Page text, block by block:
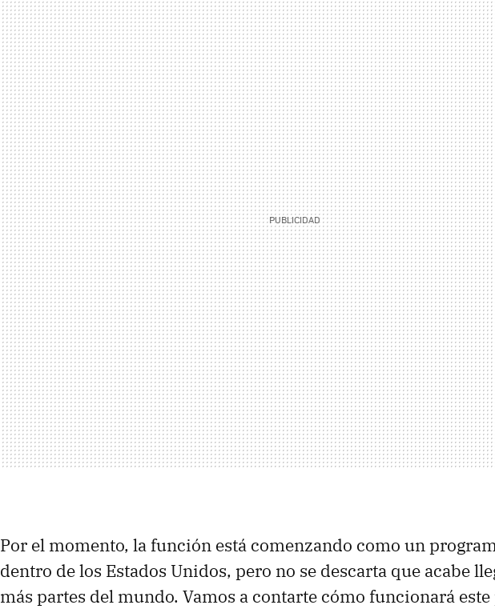
Por el momento, la función está comenzando como un
dentro de los Estados Unidos, pero no se descarta que acabe
más partes del mundo. Vamos a contarte cómo funcionará